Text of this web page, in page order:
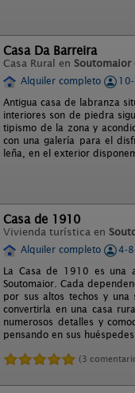
Casa Da Barreira
Casa Rural en Soutomaior
Alquiler completo
Antigua casa de labranza
interiores son de piedra
tipismo de la zona y
con una galería para el
leña, en el exterior
Casa de 1910
Vivienda turística en
Alquiler completo
4-
La Casa de 1910 es una
Soutomaior. Cada
por sus altos techos y
convertirla en una casa
numerosos detalles y
pensando en sus huéspedes.
(3